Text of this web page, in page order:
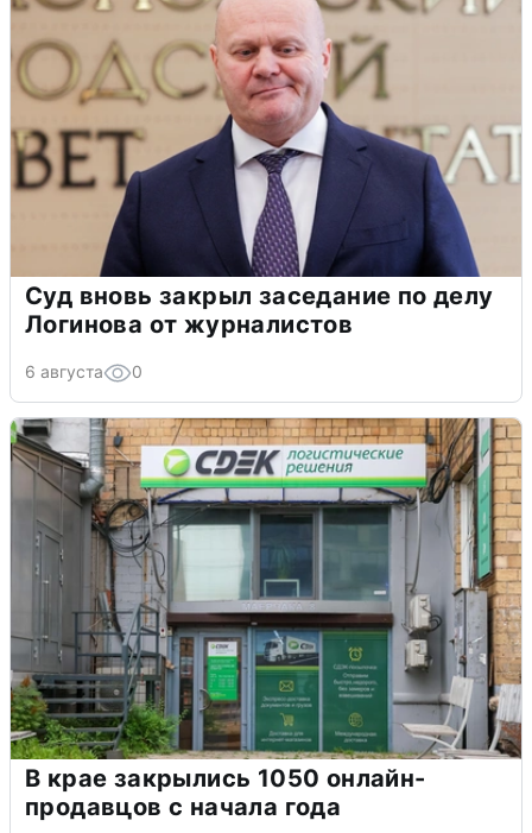
Суд вновь закрыл заседание по делу
Логинова от журналистов
6 августа 0
В крае закрылись 1050 онлайн-
продавцов с начала года